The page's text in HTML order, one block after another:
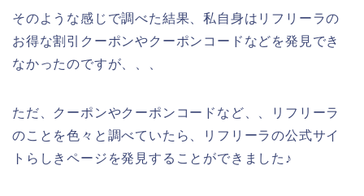
そのような感じで調べた結果、私自身はリフリーラの
お得な割引クーポンやクーポンコードなどを発見でき
なかったのですが、、、
ただ、クーポンやクーポンコードなど、、リフリーラ
のことを色々と調べていたら、リフリーラの公式サイ
トらしきページを発見することができました♪